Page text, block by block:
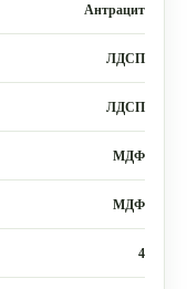
Антрацит
ЛДСП
ЛДСП
МДФ
МДФ
4